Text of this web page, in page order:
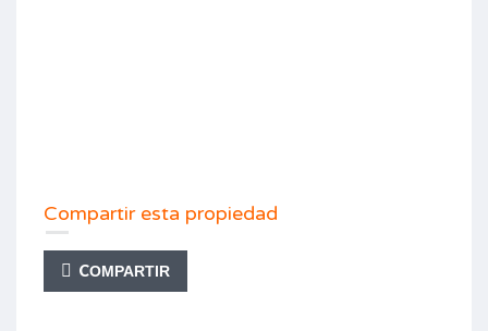
Compartir esta propiedad
COMPARTIR